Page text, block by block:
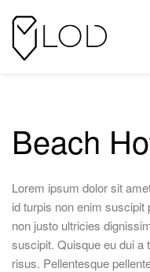
Beach
Lorem ipsum dolor sit
id turpis non enim suscipit
non justo ultricies
suscipit. Quisque eu dui a
risus. Pellentesque